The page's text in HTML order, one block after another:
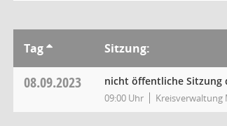
Tag Sitzung:
08.09.2023 nicht öffentliche Sitzung
09:00 Uhr Kreisverwaltung